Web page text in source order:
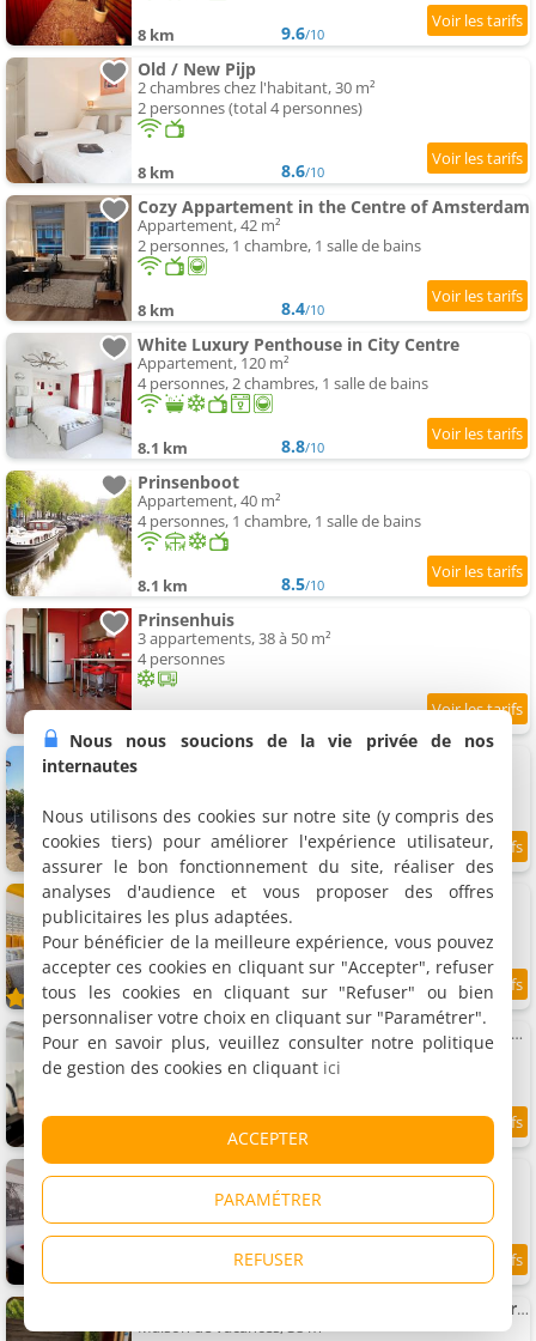
8 km 9.6/10
Old / New Pijp
2 chambres chez l'habitant, 30 m²
2 personnes (total 4 personnes)
8 km 8.6/10
Cozy Appartement in the Centre of Amsterdam
Appartement, 42 m²
2 personnes, 1 chambre, 1 salle de bains
8 km 8.4/10
White Luxury Penthouse in City Centre
Appartement, 120 m²
4 personnes, 2 chambres, 1 salle de bains
8.1 km 8.8/10
Prinsenboot
Appartement, 40 m²
4 personnes, 1 chambre, 1 salle de bains
8.1 km 8.5/10
Prinsenhuis
3 appartements, 38 à 50 m²
4 personnes
calme Apt in the center of Amsterdam
8.1 km 9.3/10
Citadines Canal Amsterdam
7 appartements, 12 à 42 m²
1 à 4 personnes
8.1 km 8.7/10
Tiny House in center Aalsmeer I Close to Schiphol & Amsterdam
Appartement, 30 m²
2 personnes, 1 chambre, 1 salle de bains
9.6/10
Residence Flower Market
Appartement, 50 m²
4 personnes, 1 chambre, 1 salle de bains
9.2
Cozy wellness cabin avec Maison cinema et private spa ,sauna et jardin between Amsterdam Haarlem and
Maison de vacances, 38 m²
Nous nous soucions de la vie privée de nos
internautes
Nous utilisons des cookies sur notre site (y compris des
cookies tiers) pour améliorer l'expérience utilisateur,
assurer le bon fonctionnement du site, réaliser des
analyses d'audience et vous proposer des offres
publicitaires les plus adaptées.
Pour bénéficier de la meilleure expérience, vous pouvez
accepter ces cookies en cliquant sur "Accepter", refuser
tous les cookies en cliquant sur "Refuser" ou bien
personnaliser votre choix en cliquant sur "Paramétrer".
Pour en savoir plus, veuillez consulter notre politique
de gestion des cookies en cliquant ici
ACCEPTER
PARAMÉTRER
REFUSER